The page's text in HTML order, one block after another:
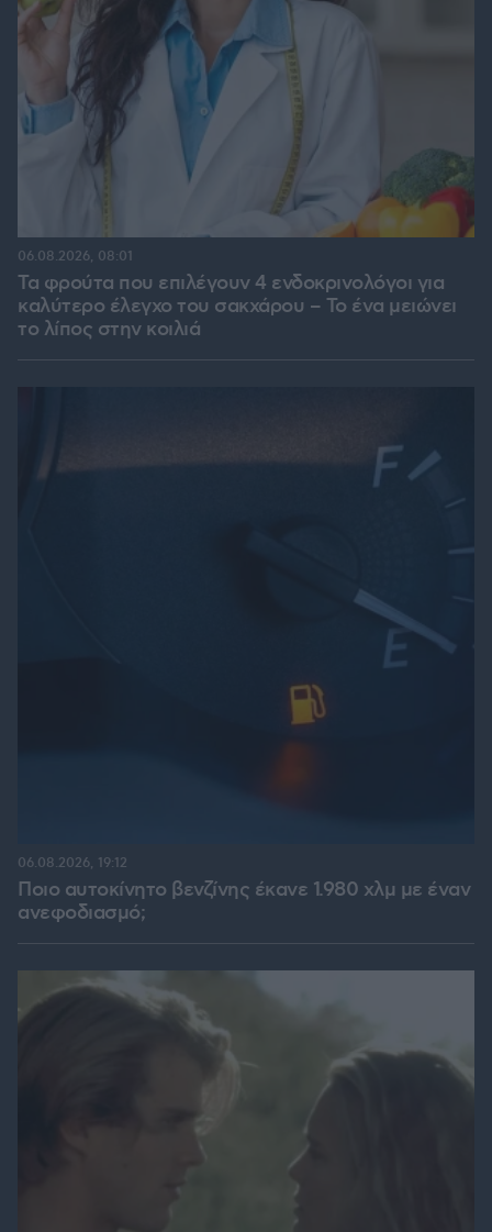
Τα φρούτα που επιλέγουν 4 ενδοκρινολόγοι για
καλύτερο έλεγχο του σακχάρου – Το ένα μειώνει
το λίπος στην κοιλιά
06.08.2026, 08:01
Ποιο αυτοκίνητο βενζίνης έκανε 1.980 χλμ με έναν
ανεφοδιασμό;
06.08.2026, 19:12